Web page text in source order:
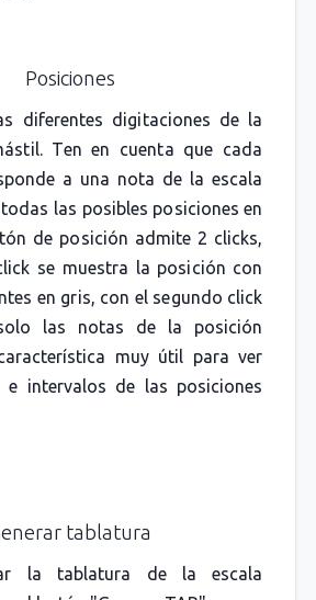
Posiciones
diferentes digitaciones de la
Ten en cuenta que cada
a una nota de la escala
las posibles posiciones en
de posición admite 2 clicks,
se muestra la posición con
en gris, con el segundo click
las notas de la posición
muy útil para ver
e intervalos de las posiciones
tablatura
la tablatura de la escala